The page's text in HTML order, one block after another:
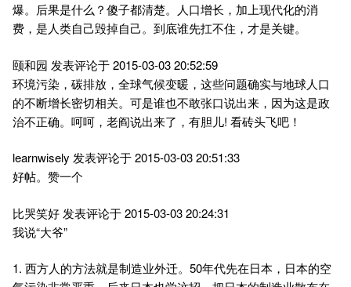
爆。后果是什么？傻子都清楚。人口增长，加上现代化的消
费，是人类自己毁掉自己。到底谁先扛不住，才是关键。
颐和园 发表评论于 2015-03-03 20:52:59
环境污染，碳排放，全球气候变暖，这些问题确实与地球人口
的不断增长密切相关。可是谁也不敢张口说出来，因为这是政
治不正确。呵呵，老阎说出来了，有胆儿! 看砖头飞吧！
learnwisely 发表评论于 2015-03-03 20:51:33
好帖。赞一个
比哭笑好 发表评论于 2015-03-03 20:24:31
我说“大爷”
1. 西方人的方法就是制造业外迁。50年代先在日本，日本的空